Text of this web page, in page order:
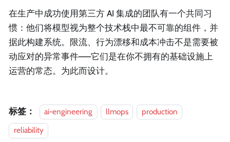
在生产中成功使用第三方 AI 集成的团队有一个共同习
惯：他们将模型视为整个技术栈中最不可靠的组件，并
据此构建系统。限流、行为漂移和成本冲击不是需要被
动应对的异常事件——它们是在你不拥有的基础设施上
运营的常态。为此而设计。
标签： ai-engineering llmops
production
reliability